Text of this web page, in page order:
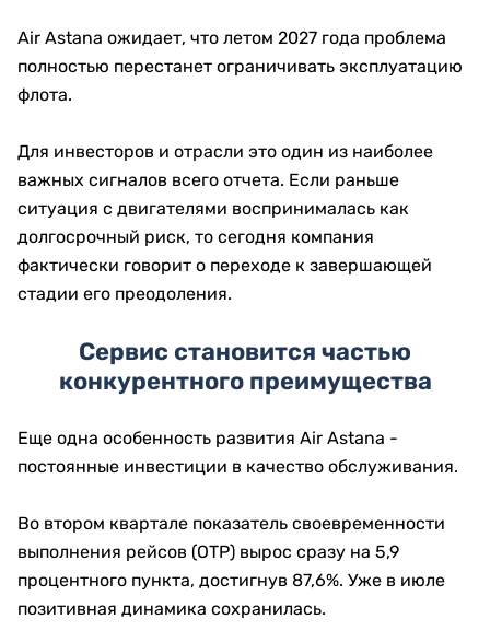
Air Astana ожидает, что летом 2027 года проблема
полностью перестанет ограничивать эксплуатацию
флота.
Для инвесторов и отрасли это один из наиболее
важных сигналов всего отчета. Если раньше
ситуация с двигателями воспринималась как
долгосрочный риск, то сегодня компания
фактически говорит о переходе к завершающей
стадии его преодоления.
Сервис становится частью
конкурентного преимущества
Еще одна особенность развития Air Astana -
постоянные инвестиции в качество обслуживания.
Во втором квартале показатель своевременности
выполнения рейсов (OTP) вырос сразу на 5,9
процентного пункта, достигнув 87,6%. Уже в июле
позитивная динамика сохранилась.